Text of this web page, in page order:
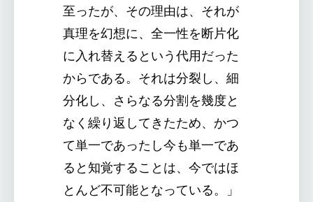
至ったが、その理由は、それが
真理を幻想に、全一性を断片化
に入れ替えるという代用だった
からである。それは分裂し、細
分化し、さらなる分割を幾度と
なく繰り返してきたため、かつ
て単一であったし今も単一であ
ると知覚することは、今ではほ
とんど不可能となっている。」